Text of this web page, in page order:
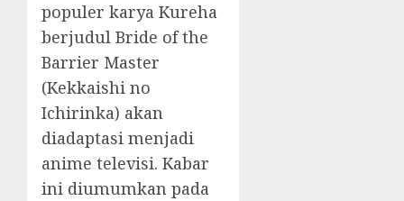
populer karya Kureha
berjudul Bride of the
Barrier Master
(Kekkaishi no
Ichirinka) akan
diadaptasi menjadi
anime televisi. Kabar
ini diumumkan pada